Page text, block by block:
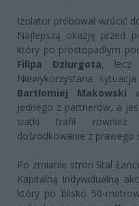
Izolator próbował wrócić
Najlepszą okazję przed
który po prostopadłym
Filipa Dziurgota, lecz
Niewykorzystana
Bartłomiej Makowski
jednego z partnerów, a
siatki trafił również
dośrodkowanie z prawego
Po zmianie stron Stal
Kapitalną indywidualną
który po blisko 50-